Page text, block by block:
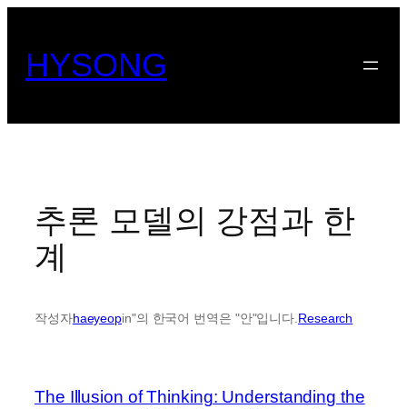
HYSONG
추론 모델의 강점과 한
계
작성자haeyeopin"의 한국어 번역은 "안"입니다.Research
The Illusion of Thinking: Understanding the